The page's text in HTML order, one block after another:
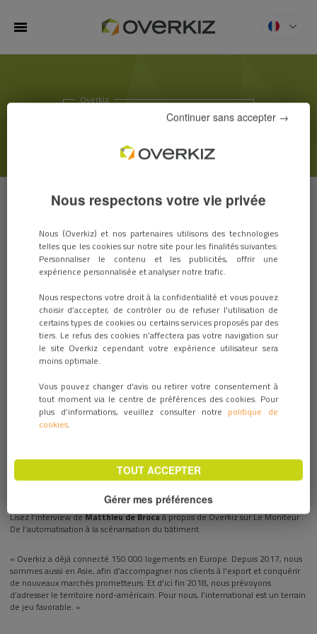
MENU
Overkiz
ACTUS & SALONS
SALONS
Interview de Matthieu de Broca à
propos de Overkiz sur Le Moniteur
23 mai 2018 / ACTUALITÉS
Lisez l’interview deMatthieu de Brocaà propos de Overkiz sur Le Moniteur :
De l’automatisation à la scénarisation du bâtiment.
« Overkiz a déjà connecté 150 000 logements en Europe. Depuis 2017, nous
sommes aussi en Asie, afin d’accompagner nos clients à l’export et conquérir
de nouveaux marchés prometteurs. Et d’ici fin 2018, nous prévoyons
d’adresser le territoire nord-américain. Pour nous, l’international est un terrain
de jeu favorable. »
Nous respectons votre vie privée
Nous (Overkiz) et nos partenaires utilisons des technologies
telles que les cookies sur notre site pour les finalités suivantes:
Personnaliser le contenu et les publicités, offrir une
expérience personnalisée et analyser notre trafic.
Nous respectons votre droit à la confidentialité et vous pouvez
choisir d’accepter, de contrôler ou de refuser l'utilisation de
certains types de cookies ou certains services proposés par des
tiers. Le refus des cookies n’affectera pas votre navigation sur
le site Overkiz cependant votre expérience utilisateur sera
moins optimale.
Vous pouvez changer d'avis ou retirer votre consentement à
tout moment via le centre de préférences des cookies. Pour
plus d’informations, veuillez consulter notre politique de
cookies.
Continuer sans accepter →
TOUT ACCEPTER
Gérer mes préférences